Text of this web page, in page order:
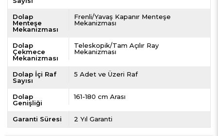
Dolap
Menteşe
Mekanizması
Frenli/Yavaş Kapanır Menteşe
Mekanizması
Dolap
Çekmece
Mekanizması
Teleskopik/Tam Açılır Ray
Mekanizması
Dolap İçi Raf
Sayısı
5 Adet ve Üzeri Raf
Dolap
Genişliği
161-180 cm Arası
Garanti Süresi 2 Yıl Garanti